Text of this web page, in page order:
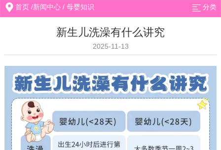
首页 /新闻中心 /母婴知识 分类
新生儿洗澡有什么讲究
2025-11-13